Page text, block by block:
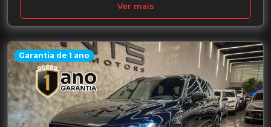
Ver mais
Garantia de 1 ano